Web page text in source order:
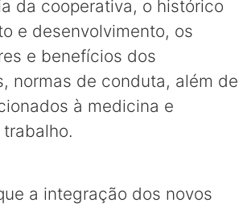
da cooperativa, o histórico
e desenvolvimento, os
e benefícios dos
normas de conduta, além de
à medicina e
a integração dos novos